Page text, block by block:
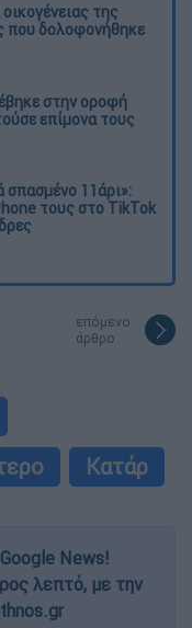
της
που δολοφονήθηκε
στην οροφή
επίμονα τους
σπασμένο 11άρι»:
τους στο TikTok
επόμενο
άρθρο
Κατάρ
News!
λεπτό, με την